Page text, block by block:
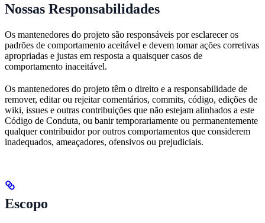
Nossas Responsabilidades
Os mantenedores do projeto são responsáveis por esclarecer os
padrões de comportamento aceitável e devem tomar ações corretivas
apropriadas e justas em resposta a quaisquer casos de
comportamento inaceitável.
Os mantenedores do projeto têm o direito e a responsabilidade de
remover, editar ou rejeitar comentários, commits, código, edições de
wiki, issues e outras contribuições que não estejam alinhados a este
Código de Conduta, ou banir temporariamente ou permanentemente
qualquer contribuidor por outros comportamentos que considerem
inadequados, ameaçadores, ofensivos ou prejudiciais.
Escopo